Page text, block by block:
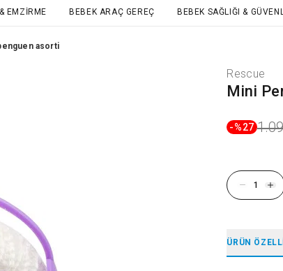
EMZIRME BEBEK ARAÇ GEREÇ BEBEK SAĞLIĞI &
asorti
Rescue
Mini
-%27
ÜRÜN